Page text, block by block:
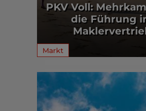
PKV Voll:
die Führung
Markt